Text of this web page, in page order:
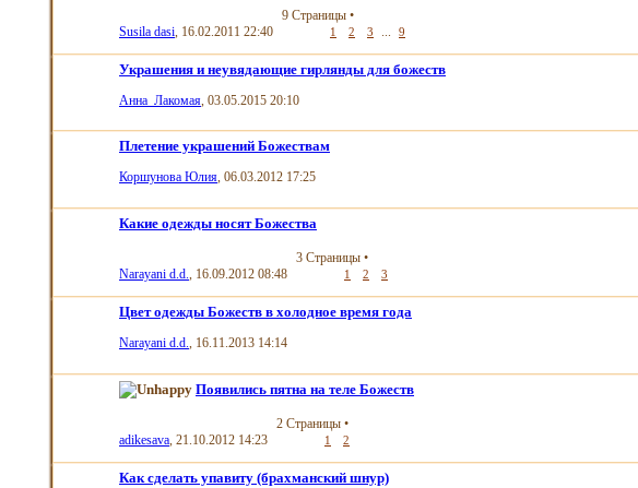
Susila dasi , 16.02.2011 22:40
9 Страницы •
1 2 3 9
Украшения и неувядающие гирлянды для божеств
Анна_Лакомая , 03.05.2015 20:10
Плетение украшений Божествам
Коршунова Юлия, 06.03.2012 17:25
Какие одежды носят Божества
Narayani d.d., 16.09.2012 08:48
3 Страницы •
1 2 3
Цвет одежды Божеств в холодное время года
Narayani d.d., 16.11.2013 14:14
Появились пятна на теле Божеств
adikesava, 21.10.2012 14:23
2 Страницы •
1 2
Как сделать упавиту (брахманский шнур)